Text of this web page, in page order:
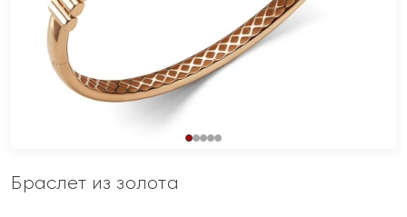
Браслет из золота